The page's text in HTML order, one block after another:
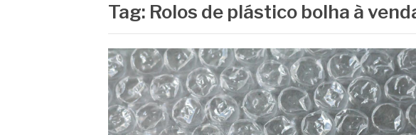
Tag: Rolos de plástico bolha à